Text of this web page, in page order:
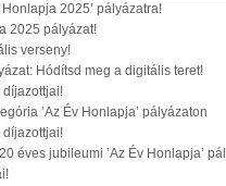
2025’ pályázatra!
2025 pályázat!
verseny!
Hódítsd meg a digitális teret!
díjazottjai!
’Az Év Honlapja’ pályázaton
díjazottjai!
éves jubileumi ’Az Év Honlapja’